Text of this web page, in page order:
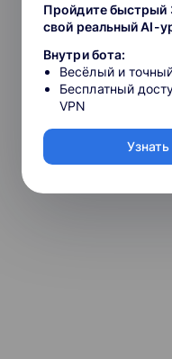
Пройдите быстрый
свой реальный AI-
Внутри бота:
Весёлый и
Бесплатный
VPN